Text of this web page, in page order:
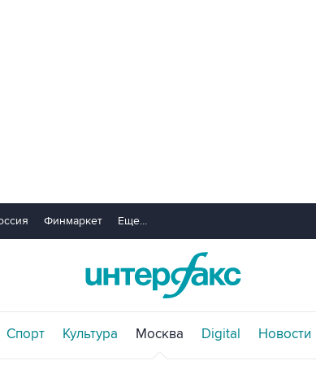
Финмаркет Еще...
Спорт Культура Москва Digital Новости